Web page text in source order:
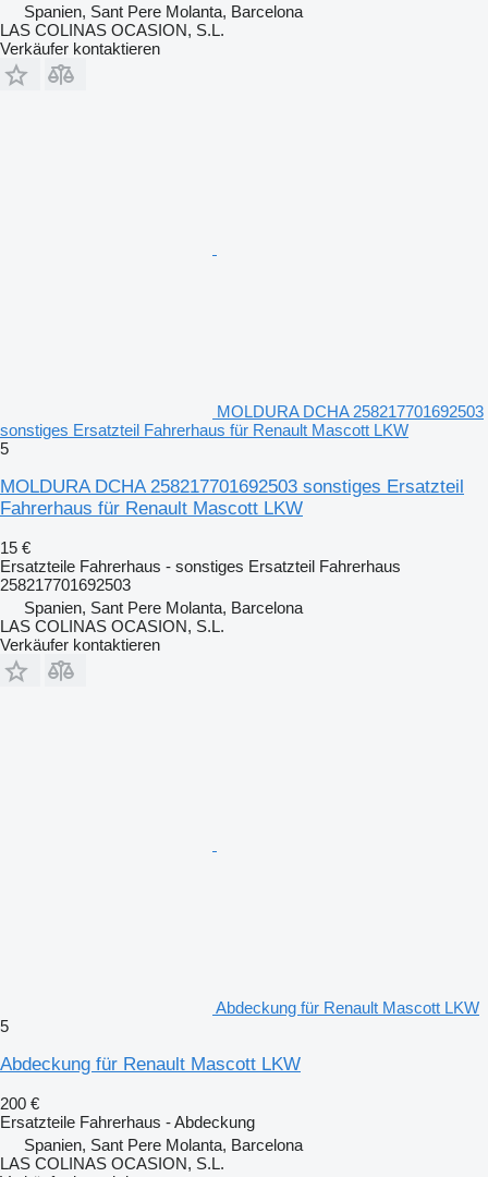
Spanien, Sant Pere Molanta, Barcelona
LAS COLINAS OCASION, S.L.
Verkäufer kontaktieren
MOLDURA DCHA 258217701692503
sonstiges Ersatzteil Fahrerhaus für Renault Mascott LKW
5
MOLDURA DCHA 258217701692503 sonstiges Ersatzteil
Fahrerhaus für Renault Mascott LKW
15 €
Ersatzteile Fahrerhaus - sonstiges Ersatzteil Fahrerhaus
258217701692503
Spanien, Sant Pere Molanta, Barcelona
LAS COLINAS OCASION, S.L.
Verkäufer kontaktieren
Abdeckung für Renault Mascott LKW
5
Abdeckung für Renault Mascott LKW
200 €
Ersatzteile Fahrerhaus - Abdeckung
Spanien, Sant Pere Molanta, Barcelona
LAS COLINAS OCASION, S.L.